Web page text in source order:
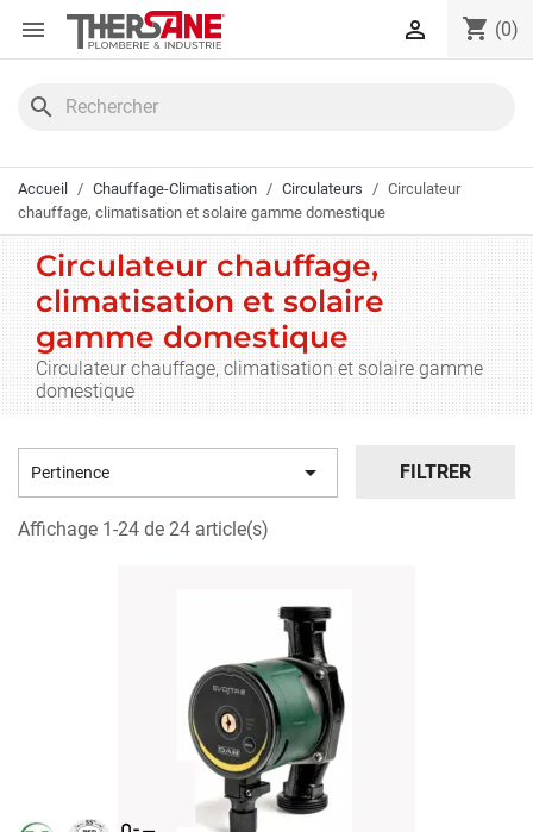
Panneau de gestion des cookies
 shopping_cart (0)

search
Accueil Chauffage-Climatisation Circulateurs
Circulateur
chauffage, climatisation et solaire gamme domestique
Circulateur chauffage,
climatisation et solaire
gamme domestique
Circulateur chauffage, climatisation et solaire gamme
domestique
Pertinence  FILTRER
Affichage 1-24 de 24 article(s)